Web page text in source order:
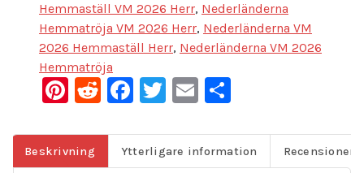
Hemmaställ VM 2026 Herr, Nederländerna
Hemmatröja VM 2026 Herr, Nederländerna VM
2026 Hemmaställ Herr, Nederländerna VM 2026
Hemmatröja
Pinterest
Reddit
Facebook
Twitter
Email
Beskrivning Ytterligare information Recensioner